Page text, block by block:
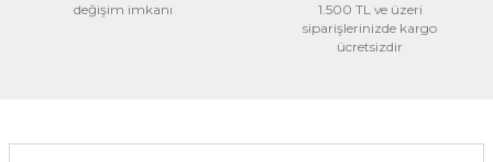
değişim imkanı
1.500 TL ve üzeri
siparişlerinizde kargo
ücretsizdir